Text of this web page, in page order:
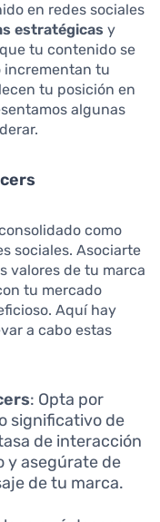
en redes sociales
estratégicas y
tu contenido se
incrementan tu
tu posición en
algunas
como
sociales. Asociarte
valores de tu marca
tu mercado
Aquí hay
a cabo estas
: Opta por
significativo de
de interacción
y asegúrate de
de tu marca.